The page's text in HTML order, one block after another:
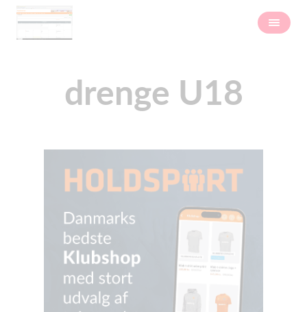
drenge U18